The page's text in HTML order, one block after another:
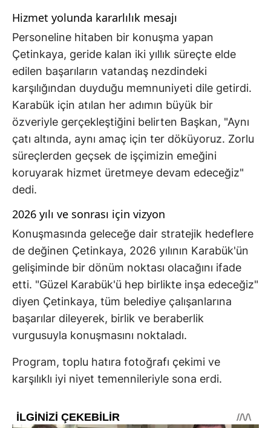
Hizmet yolunda kararlılık mesajı
Personeline hitaben bir konuşma yapan
Çetinkaya, geride kalan iki yıllık süreçte elde
edilen başarıların vatandaş nezdindeki
karşılığından duyduğu memnuniyeti dile getirdi.
Karabük için atılan her adımın büyük bir
özveriyle gerçekleştiğini belirten Başkan, "Aynı
çatı altında, aynı amaç için ter döküyoruz. Zorlu
süreçlerden geçsek de işçimizin emeğini
koruyarak hizmet üretmeye devam edeceğiz"
dedi.
2026 yılı ve sonrası için vizyon
Konuşmasında geleceğe dair stratejik hedeflere
de değinen Çetinkaya, 2026 yılının Karabük'ün
gelişiminde bir dönüm noktası olacağını ifade
etti. "Güzel Karabük'ü hep birlikte inşa edeceğiz"
diyen Çetinkaya, tüm belediye çalışanlarına
başarılar dileyerek, birlik ve beraberlik
vurgusuyla konuşmasını noktaladı.
Program, toplu hatıra fotoğrafı çekimi ve
karşılıklı iyi niyet temennileriyle sona erdi.